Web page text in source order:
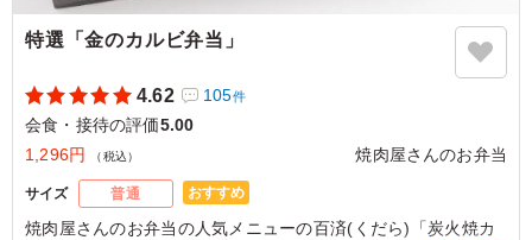
特選「金のカルビ弁当」
4.62 105件
会食・接待の評価5.00
1,296円
（税込） 焼肉屋さんのお弁当
サイズ 普通 おすすめ
焼肉屋さんのお弁当の人気メニューの百済(くだら)「炭火焼カ